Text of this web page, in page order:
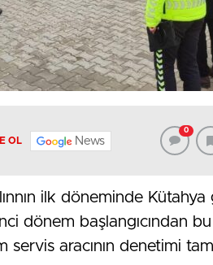
OL News
0
ilk döneminde
dönem başlangıcından
servis aracının denetimi